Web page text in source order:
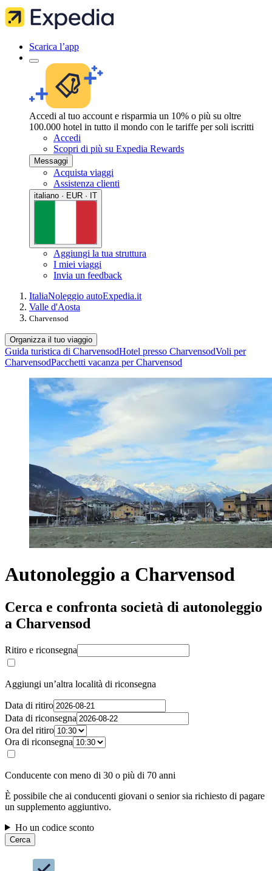
Scarica l’app
Accedi al tuo account e risparmia un 10% o più su oltre
100.000 hotel in tutto il mondo con le tariffe per soli iscritti
Accedi
Scopri di più su Expedia Rewards
Messaggi
Acquista viaggi
Assistenza clienti
italiano · EUR · IT
Aggiungi la tua struttura
I miei viaggi
Invia un feedback
ItaliaNoleggio autoExpedia.it
Valle d'Aosta
Charvensod
Organizza il tuo viaggio
Guida turistica di CharvensodHotel presso CharvensodVoli per
CharvensodPacchetti vacanza per Charvensod
Autonoleggio a Charvensod
Cerca e confronta società di autonoleggio
a Charvensod
Ritiro e riconsegna
Aggiungi un’altra località di riconsegna
Data di ritiro
Data di riconsegna
Ora del ritiro
Ora di riconsegna
Conducente con meno di 30 o più di 70 anni
È possibile che ai conducenti giovani o senior sia richiesto di pagare
un supplemento aggiuntivo.
Ho un codice sconto
Cerca